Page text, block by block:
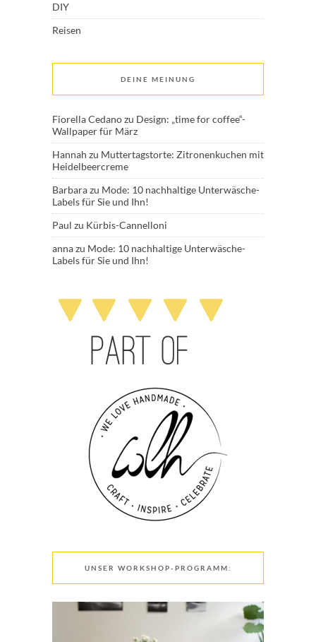
DIY
Reisen
DEINE MEINUNG
Fiorella Cedanozu Design: „time for coffee“-
Wallpaper für März
Hannah zu Muttertagstorte: Zitronenkuchen mit
Heidelbeercreme
Barbarazu Mode: 10 nachhaltige Unterwäsche-
Labels für Sie und Ihn!
Paul zu Kürbis-Cannelloni
annazu Mode: 10 nachhaltige Unterwäsche-
Labels für Sie und Ihn!
UNSER WORKSHOP-PROGRAMM: